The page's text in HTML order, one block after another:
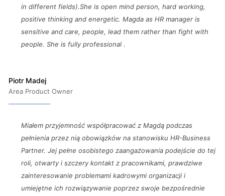
in different fields).She is open mind person, hard working,
positive thinking and energetic. Magda as HR manager is
sensitive and care, people, lead them rather than fight with
people. She is fully professional .
Piotr Madej
Area Product Owner
Miałem przyjemność współpracować z Magdą podczas
pełnienia przez nią obowiązków na stanowisku HR-Business
Partner. Jej pełne osobistego zaangażowania podejście do tej
roli, otwarty i szczery kontakt z pracownikami, prawdziwe
zainteresowanie problemami kadrowymi organizacji i
umiejętne ich rozwiązywanie poprzez swoje bezpośrednie